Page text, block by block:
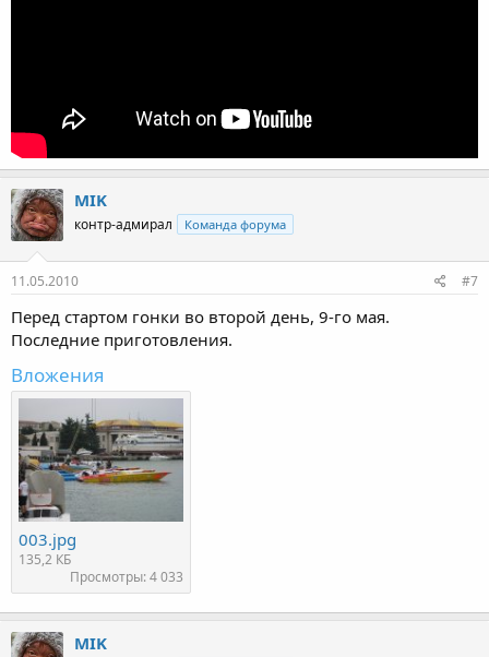
MIK
контр-адмирал Команда форума
11.05.2010 #7
Перед стартом гонки во второй день, 9-го мая.
Последние приготовления.
Вложения
003.jpg
135,2 КБ
Просмотры: 4 033
MIK